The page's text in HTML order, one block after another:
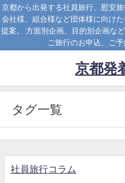
京都から出発する社員旅行、慰安
会社様、組合様など団体様に向け
提案。 方面別企画、目的別企画な
ご旅行のお申込、ご
京都発
タグ一覧
社員旅行コラム